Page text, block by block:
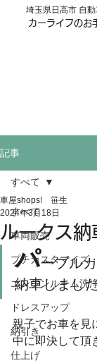
埼玉県日高市 自
カーライフのお
記事
すべて
車両販売
プチカスタマイズ
エンジンルーム洗
ドレスアップ
納引き
仕上げ
すべて
ルークス納
車屋shops! 笹生
2024年3月18日
パープル
納車しまし
親子でお車を見
中に即決して頂